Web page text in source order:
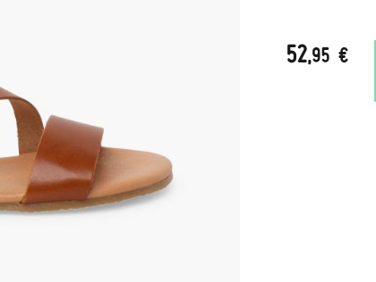
52,95 €